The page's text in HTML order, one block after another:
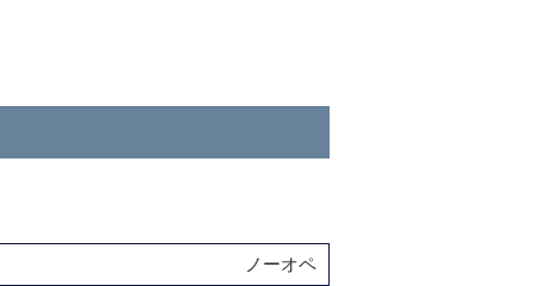
ノーオペ